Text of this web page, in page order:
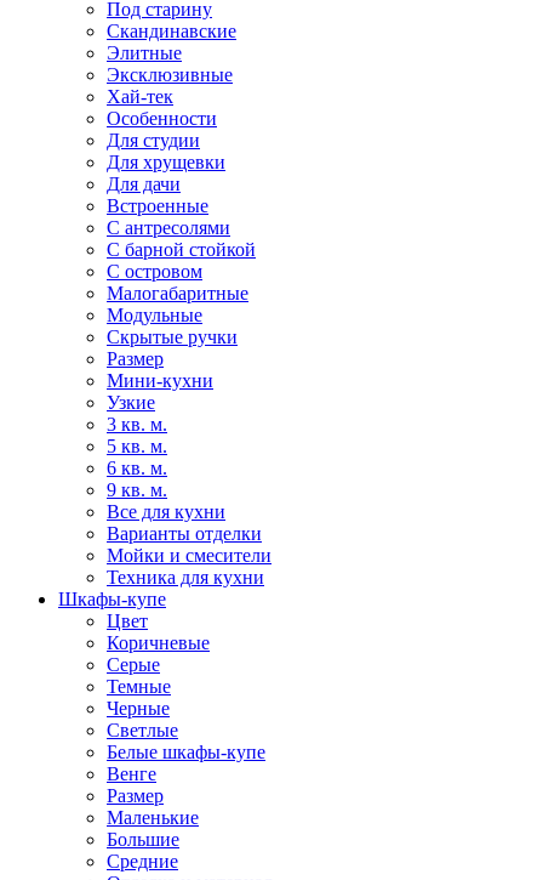
Под старину
Скандинавские
Элитные
Эксклюзивные
Хай-тек
Особенности
Для студии
Для хрущевки
Для дачи
Встроенные
С антресолями
С барной стойкой
С островом
Малогабаритные
Модульные
Скрытые ручки
Размер
Мини-кухни
Узкие
3 кв. м.
5 кв. м.
6 кв. м.
9 кв. м.
Все для кухни
Варианты отделки
Мойки и смесители
Техника для кухни
Шкафы-купе
Цвет
Коричневые
Серые
Темные
Черные
Светлые
Белые шкафы-купе
Венге
Размер
Маленькие
Большие
Средние